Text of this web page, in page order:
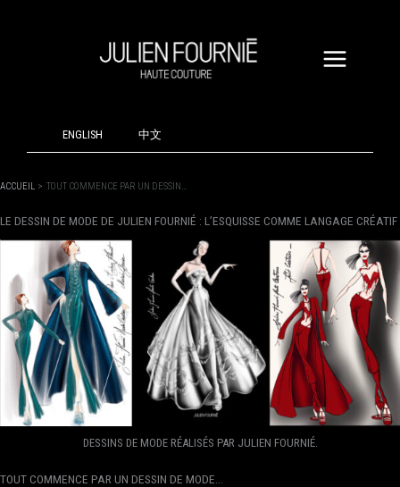
ENGLISH 中文
ACCUEIL TOUT COMMENCE PAR UN DESSIN…
LE DESSIN DE MODE DE JULIEN FOURNIÉ : L’ESQUISSE COMME LANGAGE CRÉATIF
DESSINS DE MODE RÉALISÉS PAR JULIEN FOURNIÉ.
TOUT COMMENCE PAR UN DESSIN DE MODE...